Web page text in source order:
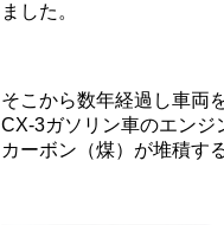
ました。
そこから数年経過し車両
CX-3ガソリン車のエンジ
カーボン（煤）が堆積す